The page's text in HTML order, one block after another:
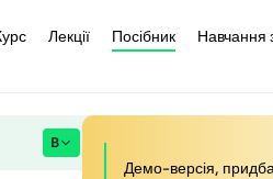
Лекції Посібник Навчання
B
Демо-версія,